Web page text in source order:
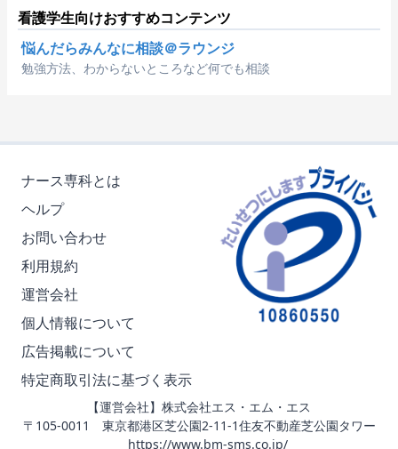
看護学生向けおすすめコンテンツ
悩んだらみんなに相談＠ラウンジ
勉強方法、わからないところなど何でも相談
ナース専科とは
ヘルプ
お問い合わせ
利用規約
運営会社
個人情報について
広告掲載について
特定商取引法に基づく表示
【運営会社】株式会社エス・エム・エス
〒105-0011 東京都港区芝公園2-11-1住友不動産芝公園タワー
https://www.bm-sms.co.jp/